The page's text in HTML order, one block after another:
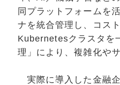
同プラットフォームを
ナを統合管理し、コス
Kubernetesクラスタを
理」により、複雑化や
実際に導入した金融